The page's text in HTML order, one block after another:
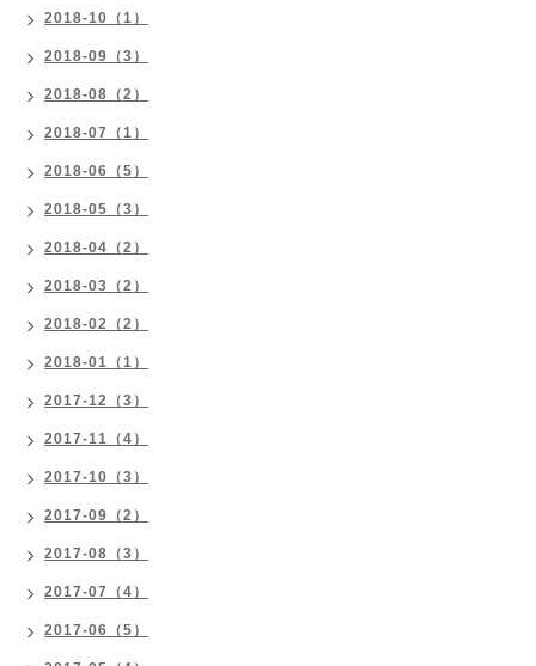
2018-10（1）
2018-09（3）
2018-08（2）
2018-07（1）
2018-06（5）
2018-05（3）
2018-04（2）
2018-03（2）
2018-02（2）
2018-01（1）
2017-12（3）
2017-11（4）
2017-10（3）
2017-09（2）
2017-08（3）
2017-07（4）
2017-06（5）